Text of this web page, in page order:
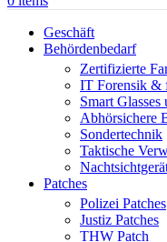
Geschäft
Behördenbedarf
Zertifizierte
IT Forensik &
Smart
Abhörsichere
Sondertechnik
Taktische
Patches
Polizei Patches
Justiz Patches
THW Patch